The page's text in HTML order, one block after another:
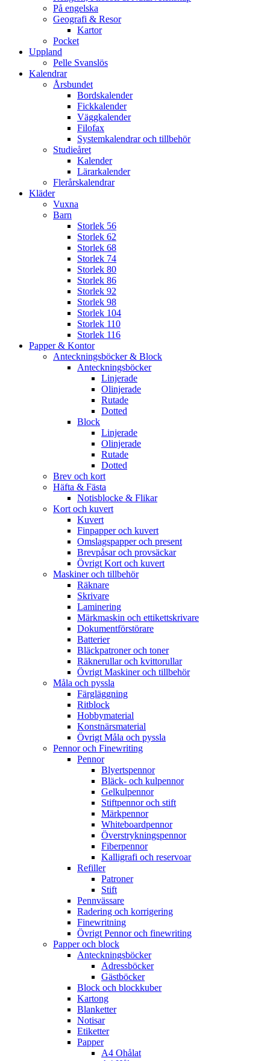
På engelska
Geografi & Resor
Kartor
Pocket
Uppland
Pelle Svanslös
Kalendrar
Årsbundet
Bordskalender
Fickkalender
Väggkalender
Filofax
Systemkalendrar och tillbehör
Studieåret
Kalender
Lärarkalender
Flerårskalendrar
Kläder
Vuxna
Barn
Storlek 56
Storlek 62
Storlek 68
Storlek 74
Storlek 80
Storlek 86
Storlek 92
Storlek 98
Storlek 104
Storlek 110
Storlek 116
Papper & Kontor
Anteckningsböcker & Block
Anteckningsböcker
Linjerade
Olinjerade
Rutade
Dotted
Block
Linjerade
Olinjerade
Rutade
Dotted
Brev och kort
Häfta & Fästa
Notisblocke & Flikar
Kort och kuvert
Kuvert
Finpapper och kuvert
Omslagspapper och present
Brevpåsar och provsäckar
Övrigt Kort och kuvert
Maskiner och tillbehör
Räknare
Skrivare
Laminering
Märkmaskin och ettikettskrivare
Dokumentförstörare
Batterier
Bläckpatroner och toner
Räknerullar och kvittorullar
Övrigt Maskiner och tillbehör
Måla och pyssla
Färgläggning
Ritblock
Hobbymaterial
Konstnärsmaterial
Övrigt Måla och pyssla
Pennor och Finewriting
Pennor
Blyertspennor
Bläck- och kulpennor
Gelkulpennor
Stiftpennor och stift
Märkpennor
Whiteboardpennor
Överstrykningspennor
Fiberpennor
Kalligrafi och reservoar
Refiller
Patroner
Stift
Pennvässare
Radering och korrigering
Finewritning
Övrigt Pennor och finewriting
Papper och block
Anteckningsböcker
Adressböcker
Gästböcker
Block och blockkuber
Kartong
Blanketter
Notisar
Etiketter
Papper
A4 Ohålat